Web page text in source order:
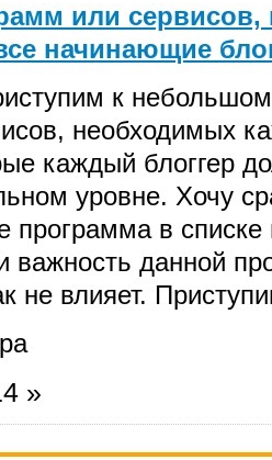
или сервисов,
начинающие
к
необходимых
каждый блоггер
уровне. Хочу
программа в
важность данной
не влияет.
»